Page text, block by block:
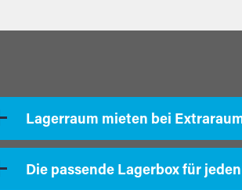
Lagerraum mieten bei
Die passende Lagerbox für